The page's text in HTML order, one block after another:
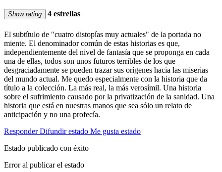
Show rating 4 estrellas
El subtítulo de "cuatro distopías muy actuales" de la portada no
miente. El denominador común de estas historias es que,
independientemente del nivel de fantasía que se proponga en cada
una de ellas, todos son unos futuros terribles de los que
desgraciadamente se pueden trazar sus orígenes hacia las miserias
del mundo actual. Me quedo especialmente con la historia que da
título a la colección. La más real, la más verosímil. Una historia
sobre el sufrimiento causado por la privatización de la sanidad. Una
historia que está en nuestras manos que sea sólo un relato de
anticipación y no una profecía.
Responder Difundir estado Me gusta estado
Estado publicado con éxito
Error al publicar el estado